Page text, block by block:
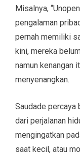
Misalnya,
pengalaman
pernah memiliki
kini, mereka
namun kenangan
menyenangkan.
Saudade percaya
dari perjalanan
mengingatkan
saat kecil, atau